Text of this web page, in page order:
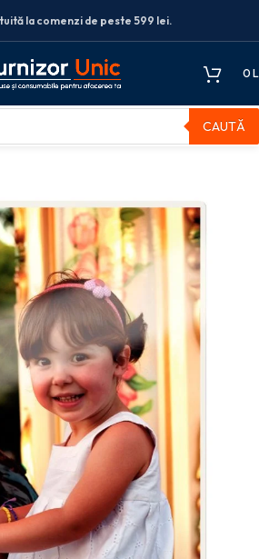
la comenzi de peste 599 lei.
0
CAUTĂ